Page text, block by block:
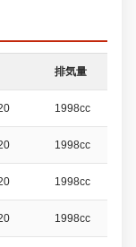
排気量
1998cc
1998cc
1998cc
1998cc